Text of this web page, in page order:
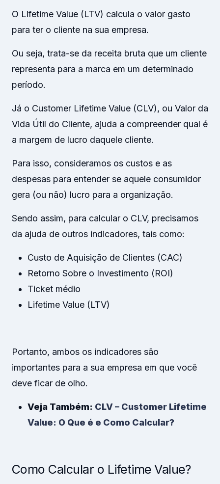
O Lifetime Value (LTV) calcula o valor gasto
para ter o cliente na sua empresa.
Ou seja, trata-se da receita bruta que um cliente
representa para a marca em um determinado
período.
Já o Customer Lifetime Value (CLV), ou Valor da
Vida Útil do Cliente, ajuda a compreender qual é
a margem de lucro daquele cliente.
Para isso, consideramos os custos e as
despesas para entender se aquele consumidor
gera (ou não) lucro para a organização.
Sendo assim, para calcular o CLV, precisamos
da ajuda de outros indicadores, tais como:
Custo de Aquisição de Clientes (CAC)
Retorno Sobre o Investimento (ROI)
Ticket médio
Lifetime Value (LTV)
Portanto, ambos os indicadores são
importantes para a sua empresa em que você
deve ficar de olho.
Veja Também: CLV – Customer Lifetime
Value: O Que é e Como Calcular?
Como Calcular o Lifetime Value?